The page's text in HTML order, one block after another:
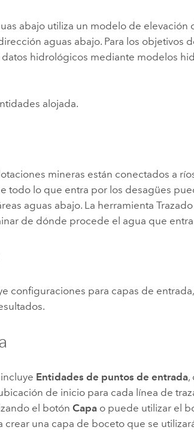
abajo utiliza un modelo de elevación
aguas abajo. Para los objetivos
hidrológicos mediante modelos
alojada.
mineras están conectados a
todo lo que entra por los desagües
aguas abajo. La herramienta
de dónde procede el agua que
configuraciones para capas de
incluye Entidades de puntos de entrada,
de inicio para cada línea de
el botónCapa o puede utilizar el
crear una capa de boceto que se